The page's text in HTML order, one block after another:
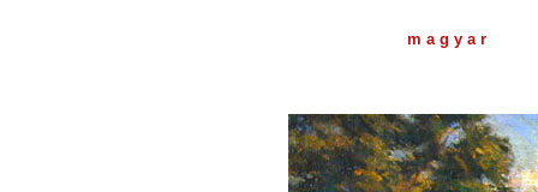
m a g y a r